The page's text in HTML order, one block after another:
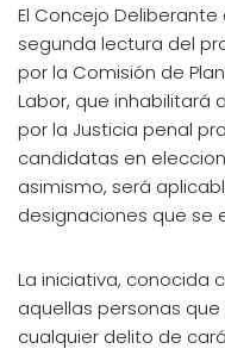
El Concejo
segunda lectura del
por la Comisión de
Labor, que inhabilitará
por la Justicia penal
candidatas en
asimismo, será
designaciones que se
La iniciativa, conocida
aquellas personas
cualquier delito de